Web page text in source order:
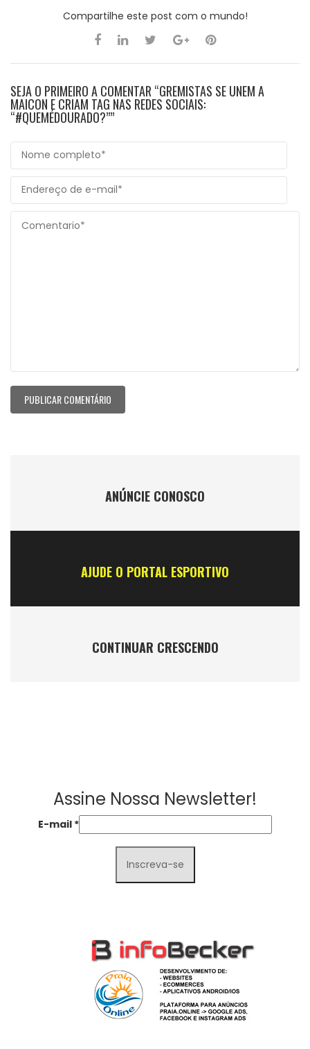
Compartilhe este post com o mundo!
SEJA O PRIMEIRO A COMENTAR “GREMISTAS SE UNEM A
MAICON E CRIAM TAG NAS REDES SOCIAIS:
“#QUEMÉDOURADO?””
ANÚNCIE CONOSCO
AJUDE O PORTAL ESPORTIVO
CONTINUAR CRESCENDO
Assine Nossa Newsletter!
E-mail *